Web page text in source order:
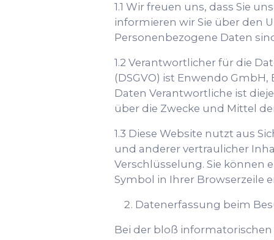
1.1 Wir freuen uns, dass Sie
informieren wir Sie über den
Personenbezogene Daten
1.2 Verantwortlicher für die
(DSGVO) ist Enwendo GmbH,
Daten Verantwortliche ist
über die Zwecke und Mittel
1.3 Diese Website nutzt aus
und anderer vertraulicher
Verschlüsselung. Sie können
Symbol in Ihrer Browserzeile
Datenerfassung beim
Bei der bloß